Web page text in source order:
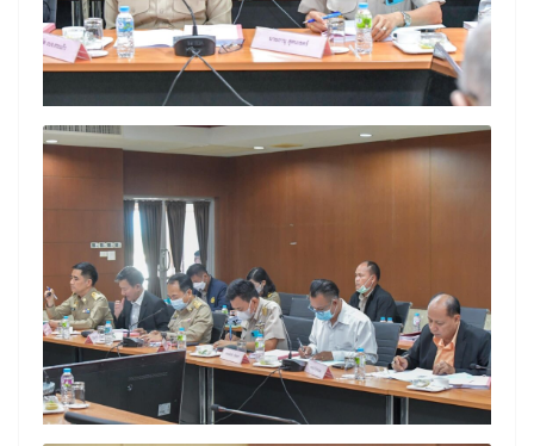
Search
for: